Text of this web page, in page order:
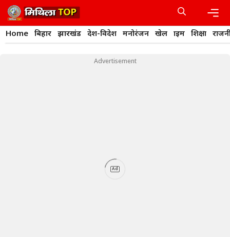
Skip
to
content
Home बिहार झारखंड देश-विदेश मनोरंजन खेल क्राइम शिक्षा
Advertisement
Ad